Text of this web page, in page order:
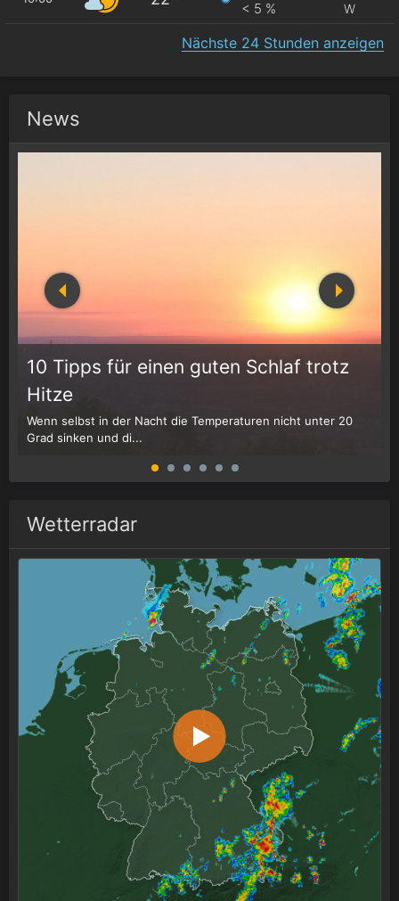
< 5 % W
Nächste 24 Stunden anzeigen
News
10 Tipps für einen guten Schlaf trotz
Hitze
Wenn selbst in der Nacht die Temperaturen nicht unter 20
Grad sinken und di...
Wetterradar